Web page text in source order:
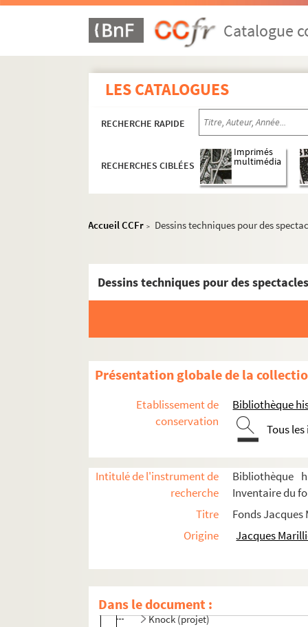
Catalogue
LES CATALOGUES
RECHERCHE RAPIDE
RECHERCHES CIBLÉES
Imprimés
multimédia
Accueil CCFr > Dessins techniques pour des
Dessins techniques pour des
Présentation globale de la
Etablissement de
conservation
Bibliothèque
Tous
Intitulé de l'instrument de
recherche
Bibliothèque
Inventaire du
Titre
Fonds
Origine
Jacques
Dans le document :
Scénographies pour le théâtre et l'opéra
Années 1990-1998
Productions non identifiées
Les amants turcs
L'archipel Lenoir
Le barbier de Séville (Cochet)
D'amour et de théâtre
Bérénice
Chat en poche
Cheverny (son et lumière)
Il ne faut jurer de rien
Knock (projet)